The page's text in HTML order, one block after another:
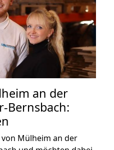
an der
Bernsbach:
Mülheim an der